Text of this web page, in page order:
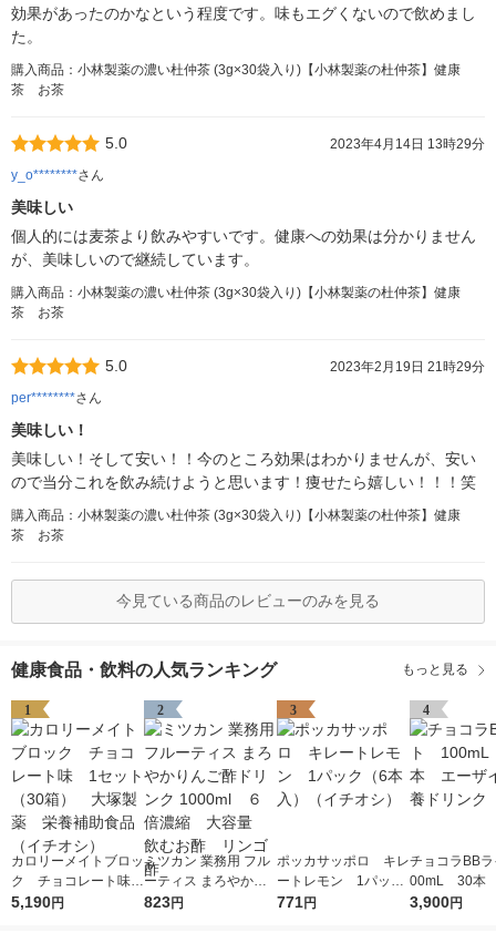
効果があったのかなという程度です。味もエグくないので飲めまし
た。
購入商品：小林製薬の濃い杜仲茶 (3g×30袋入り)【小林製薬の杜仲茶】健康
茶 お茶
5.0
2023年4月14日 13時29分
y_o********さん
美味しい
個人的には麦茶より飲みやすいです。健康への効果は分かりません
が、美味しいので継続しています。
購入商品：小林製薬の濃い杜仲茶 (3g×30袋入り)【小林製薬の杜仲茶】健康
茶 お茶
5.0
2023年2月19日 21時29分
per********さん
美味しい！
美味しい！そして安い！！今のところ効果はわかりませんが、安い
ので当分これを飲み続けようと思います！痩せたら嬉しい！！！笑
購入商品：小林製薬の濃い杜仲茶 (3g×30袋入り)【小林製薬の杜仲茶】健康
茶 お茶
今見ている商品のレビューのみを見る
健康食品・飲料の人気ランキング もっと見る
1
カロリーメイトブロッ
ク チョコレート味
1セット（30箱） 大
5,190円
2
ミツカン 業務用 フル
ーティス まろやかり
んご酢ドリンク 1000
823円
3
ポッカサッポロ キレ
ートレモン 1パック
（6本入）（イチオ
771円
4
チョコラBB
00mL 30本
イ 栄養ドリ
3,900円